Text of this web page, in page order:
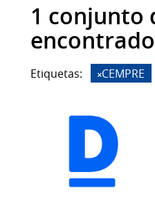
1 conjunto
encontrado
Etiquetas: CEMPRE